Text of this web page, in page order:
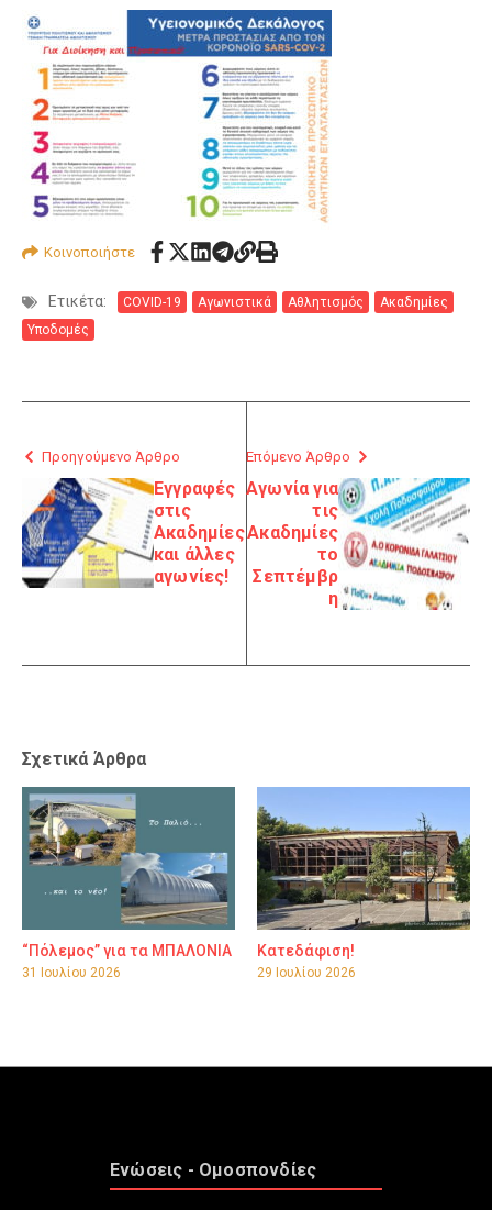
Κοινοποιήστε
Ετικέτα: COVID-19 Αγωνιστικά Αθλητισμός
Ακαδημίες
Υποδομές
Προηγούμενο Άρθρο
Εγγραφές
στις
Ακαδημίες
και άλλες
αγωνίες!
Επόμενο Άρθρο
Αγωνία για
τις
Ακαδημίες
το
Σεπτέμβρ
η
Σχετικά Άρθρα
“Πόλεμος” για τα ΜΠΑΛΟΝΙΑ
31 Ιουλίου 2026
Κατεδάφιση!
29 Ιουλίου 2026
Ενώσεις - Ομοσπονδίες